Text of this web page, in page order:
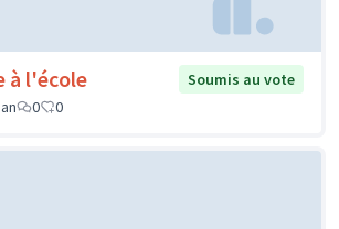
à l'école
Soumis au vote
0 0